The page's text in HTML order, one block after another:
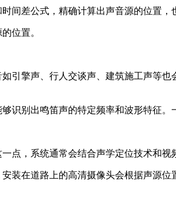
间差公式，精确计算出声音源的位置，
位置。
引擎声、行人交谈声、建筑施工声等
识别出鸣笛声的特定频率和波形特征
点，系统通常会结合声学定位技术和视
装在道路上的高清摄像头会根据声源